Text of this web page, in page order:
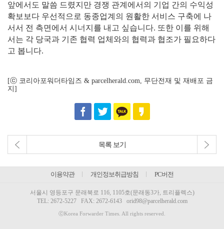
앞에서도 말씀 드렸지만 경쟁 관계에서의 기업 간의 수익성
확보보다 우선적으로 동종업계의 원활한 서비스 구축에 나
서서 전 측면에서 시너지를 내고 싶습니다. 또한 이를 위해
서는 각 당국과 기존 협력 업체와의 협력과 협조가 필요하다
고 봅니다.
[ⓒ 코리아포워더타임즈 & parcelherald.com, 무단전재 및 재배포 금
지]
목록 보기
이용약관 개인정보취급방침 PC버전
서울시 영등포구 문래북로 116, 1105호(문래동3가, 트리플렉스)
TEL: 2672-5227FAX: 2672-6143 orid98@parcelherald.com
ⓒKorea Forwarder Times. All rights reserved.